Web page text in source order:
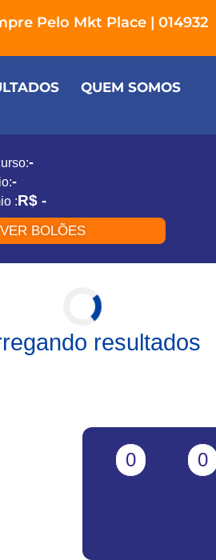
Pelo Mkt Place | 014932
QUEM SOMOS
-
-
:R$ -
VER BOLÕES
resultados
0 0